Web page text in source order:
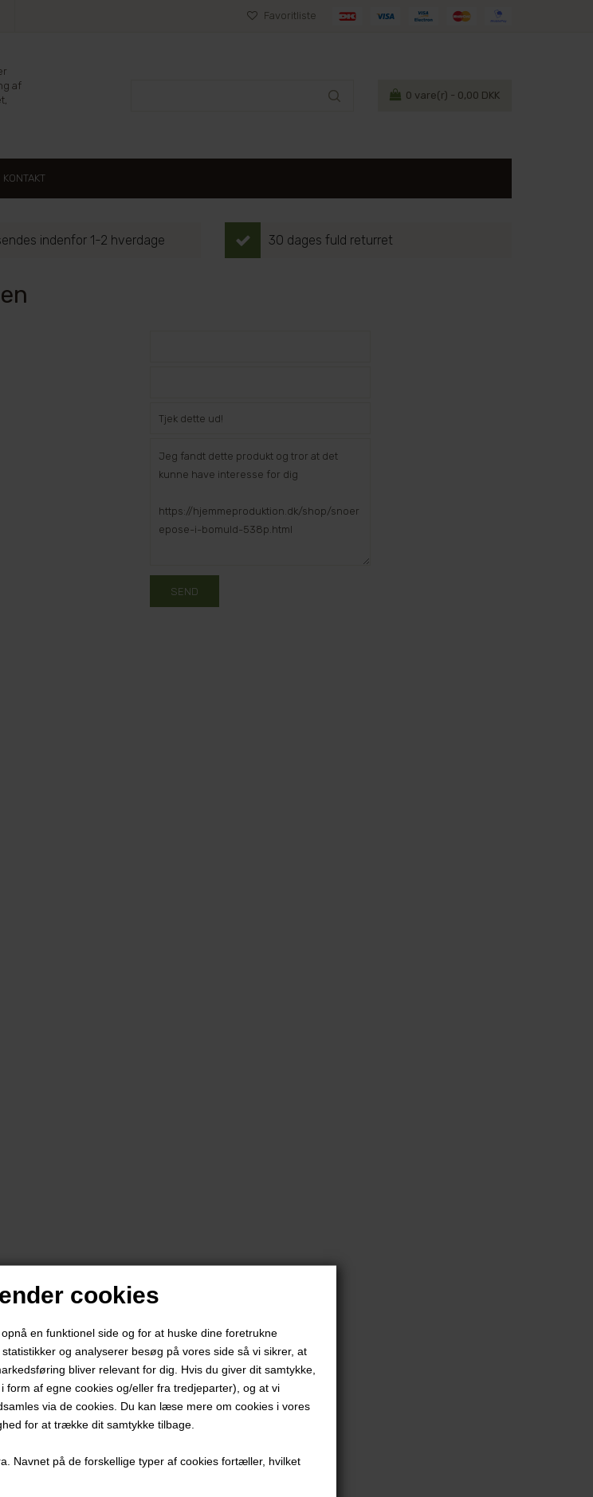
cookies
en funktionel side og for at huske dine foretrukne
og analyserer besøg på vores side så vi sikrer, at
bliver relevant for dig. Hvis du giver dit samtykke,
af egne cookies og/eller fra tredjeparter), og at vi
via de cookies. Du kan læse mere om cookies i vores
for at trække dit samtykke tilbage.
Navnet på de forskellige typer af cookies fortæller, hvilket
Favoritliste
af
0 vare(r) - 0,00 DKK
KONTAKT
indenfor 1-2 hverdage 30 dages fuld returret